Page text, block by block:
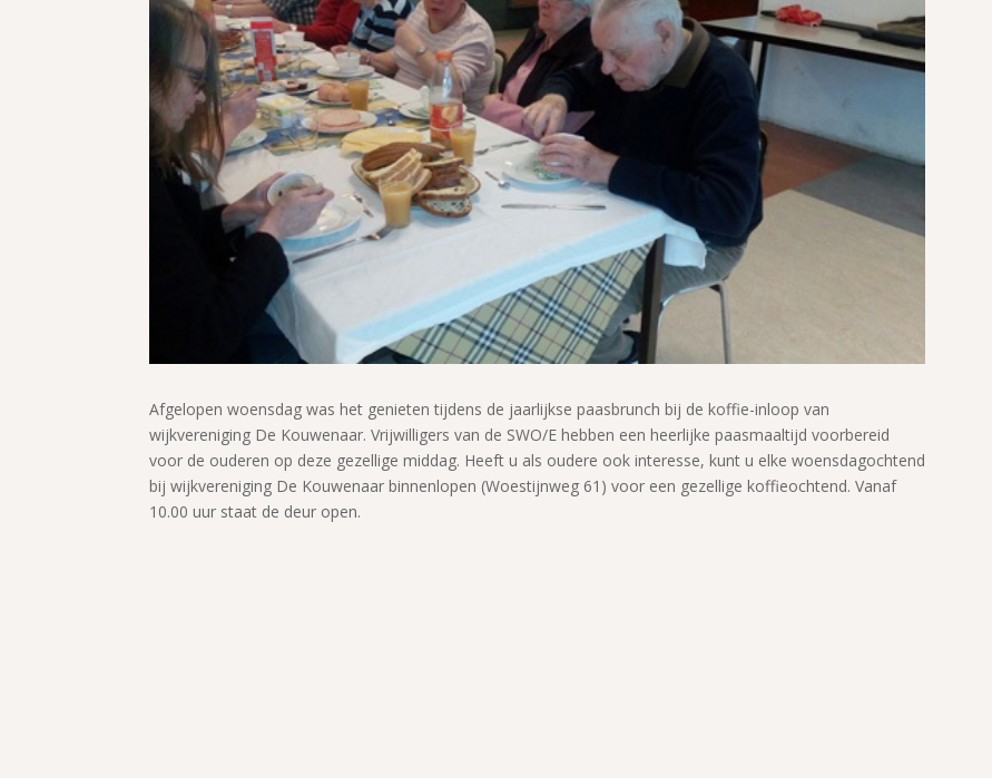
Afgelopen woensdag was het genieten tijdens de jaarlijkse paasbrunch bij de koffie-inloop van
wijkvereniging De Kouwenaar. Vrijwilligers van de SWO/E hebben een heerlijke paasmaaltijd voorbereid
voor de ouderen op deze gezellige middag. Heeft u als oudere ook interesse, kunt u elke woensdagochtend
bij wijkvereniging De Kouwenaar binnenlopen (Woestijnweg 61) voor een gezellige koffieochtend. Vanaf
10.00 uur staat de deur open.